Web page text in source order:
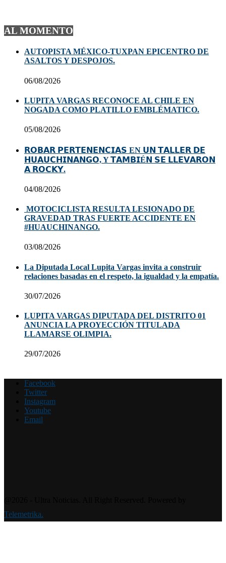
AL MOMENTO
AUTOPISTA MÉXICO-TUXPAN EPICENTRO DE
ASALTOS Y DESPOJOS.
06/08/2026
LUPITA VARGAS RECONOCE AL CHILE EN
NOGADA COMO PLATILLO EMBLÉMATICO.
05/08/2026
𝗥𝗢𝗕𝗔𝗥 𝗣𝗘𝗥𝗧𝗘𝗡𝗘𝗡𝗖𝗜𝗔𝗦 EN 𝗨𝗡 𝗧𝗔𝗟𝗟𝗘𝗥 𝗗𝗘
𝗛𝗨𝗔𝗨𝗖𝗛𝗜𝗡𝗔𝗡𝗚𝗢, Y 𝗧𝗔𝗠𝗕𝗜É𝗡 𝗦𝗘 𝗟𝗟𝗘𝗩𝗔𝗥𝗢𝗡
𝗔 𝗥𝗢𝗖𝗞𝗬.
04/08/2026
MOTOCICLISTA RESULTA LESIONADO DE
GRAVEDAD TRAS FUERTE ACCIDENTE EN
#HUAUCHINANGO.
03/08/2026
La Diputada Local Lupita Vargas invita a construir
relaciones basadas en el respeto, la igualdad y la empatía.
30/07/2026
LUPITA VARGAS DIPUTADA DEL DISTRITO 01
ANUNCIA LA PROYECCIÓN TITULADA
LLAMARSE OLIMPIA.
29/07/2026
Facebook
Twitter
Instagram
Youtube
Email
Telemetrika.